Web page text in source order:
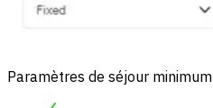
Paramètres de séjour minimum